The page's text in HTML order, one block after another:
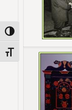
Nagy kontraszt
Betűméret váltása